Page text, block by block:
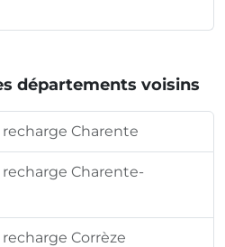
départements voisins
Charente
Charente-
Corrèze